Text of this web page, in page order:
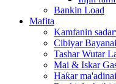
Bankin Load
Mafita
Kamfanin
Cibiyar Bayanai
Tashar Wutar
Mai & Iskar
Haƙar ma'adinai